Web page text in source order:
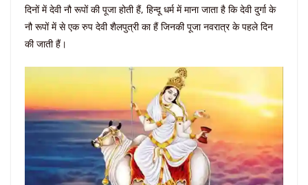
दिनों में देवी नौ रूपों की पूजा होती हैं, हिन्दू धर्म में माना जाता है कि देवी दुर्गा के
नौ रूपों में से एक रुप देवी शैलपुत्री का हैं जिनकी पूजा नवरात्र के पहले दिन
की जाती हैं।